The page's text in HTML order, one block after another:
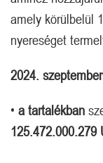
amely körülbelül
nyereséget
2024.
• a tartalékban
125.472.000.279